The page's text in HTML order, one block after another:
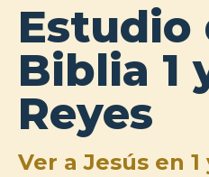
Estudio
Biblia 1
Reyes
Ver a Jesús en 1